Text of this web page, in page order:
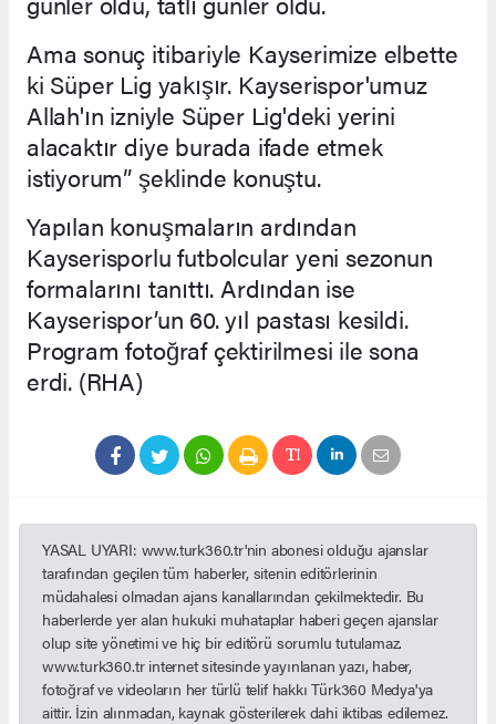
Ama sonuç itibariyle Kayserimize elbette
ki Süper Lig yakışır. Kayserispor'umuz
Allah'ın izniyle Süper Lig'deki yerini
alacaktır diye burada ifade etmek
istiyorum” şeklinde konuştu.
Yapılan konuşmaların ardından
Kayserisporlu futbolcular yeni sezonun
formalarını tanıttı. Ardından ise
Kayserispor’un 60. yıl pastası kesildi.
Program fotoğraf çektirilmesi ile sona
erdi. (RHA)
YASAL UYARI: www.turk360.tr'nin abonesi olduğu ajanslar
tarafından geçilen tüm haberler, sitenin editörlerinin
müdahalesi olmadan ajans kanallarından çekilmektedir. Bu
haberlerde yer alan hukuki muhataplar haberi geçen ajanslar
olup site yönetimi ve hiç bir editörü sorumlu tutulamaz.
www.turk360.tr internet sitesinde yayınlanan yazı, haber,
fotoğraf ve videoların her türlü telif hakkı Türk360 Medya'ya
aittir. İzin alınmadan, kaynak gösterilerek dahi iktibas edilemez.